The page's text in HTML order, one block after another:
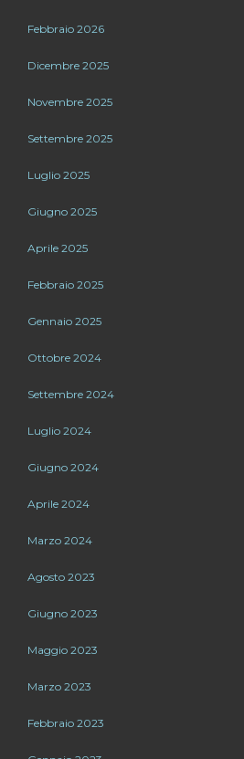
Febbraio 2026
Dicembre 2025
Novembre 2025
Settembre 2025
Luglio 2025
Giugno 2025
Aprile 2025
Febbraio 2025
Gennaio 2025
Ottobre 2024
Settembre 2024
Luglio 2024
Giugno 2024
Aprile 2024
Marzo 2024
Agosto 2023
Giugno 2023
Maggio 2023
Marzo 2023
Febbraio 2023